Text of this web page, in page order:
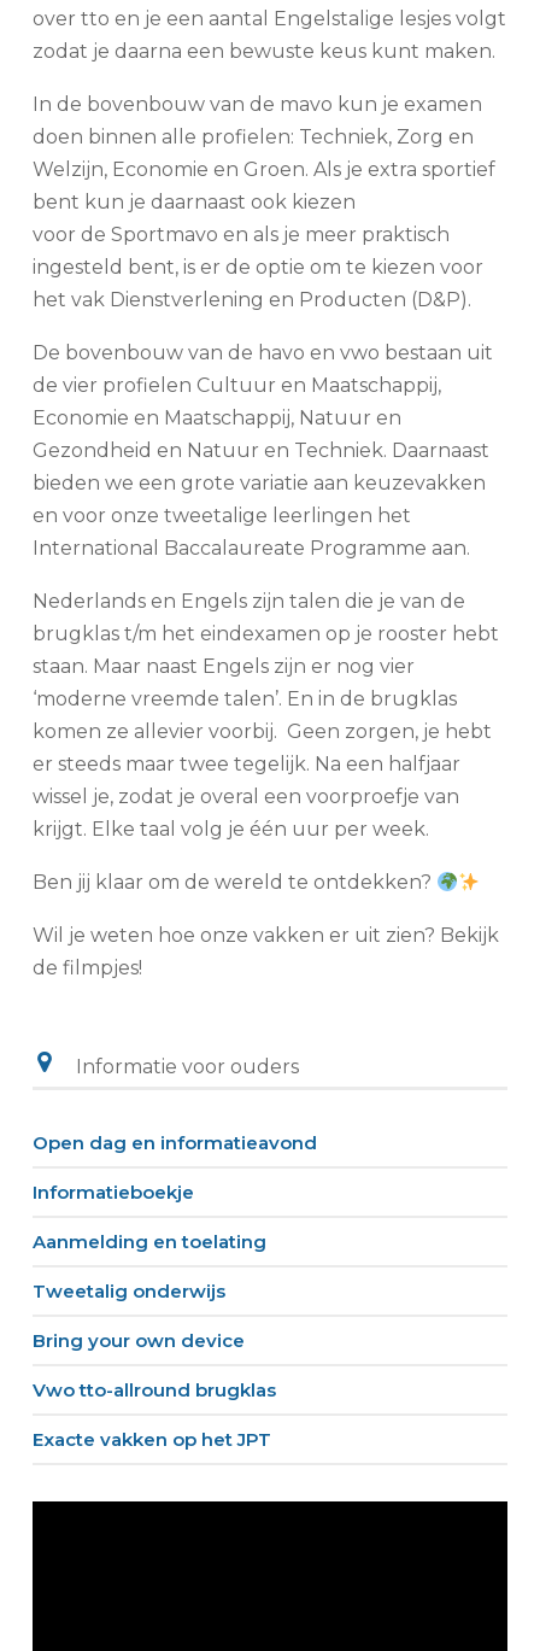
over tto en je een aantal Engelstalige lesjes volgt
zodat je daarna een bewuste keus kunt maken.
In de bovenbouw van de mavo kun je examen
doen binnen alle profielen: Techniek, Zorg en
Welzijn, Economie en Groen. Als je extra sportief
bent kun je daarnaast ook kiezen
voor de Sportmavo en als je meer praktisch
ingesteld bent, is er de optie om te kiezen voor
het vak Dienstverlening en Producten (D&P).
De bovenbouw van de havo en vwo bestaan uit
de vier profielen Cultuur en Maatschappij,
Economie en Maatschappij, Natuur en
Gezondheid en Natuur en Techniek. Daarnaast
bieden we een grote variatie aan keuzevakken
en voor onze tweetalige leerlingen het
International Baccalaureate Programme aan.
Nederlands en Engels zijn talen die je van de
brugklas t/m het eindexamen op je rooster hebt
staan. Maar naast Engels zijn er nog vier
‘moderne vreemde talen’. En in de brugklas
komen ze allevier voorbij. Geen zorgen, je hebt
er steeds maar twee tegelijk. Na een halfjaar
wissel je, zodat je overal een voorproefje van
krijgt. Elke taal volg je één uur per week.
Ben jij klaar om de wereld te ontdekken?
Wil je weten hoe onze vakken er uit zien? Bekijk
de filmpjes!
Informatie voor ouders
Open dag en informatieavond
Informatieboekje
Aanmelding en toelating
Tweetalig onderwijs
Bring your own device
Vwo tto-allround brugklas
Exacte vakken op het JPT